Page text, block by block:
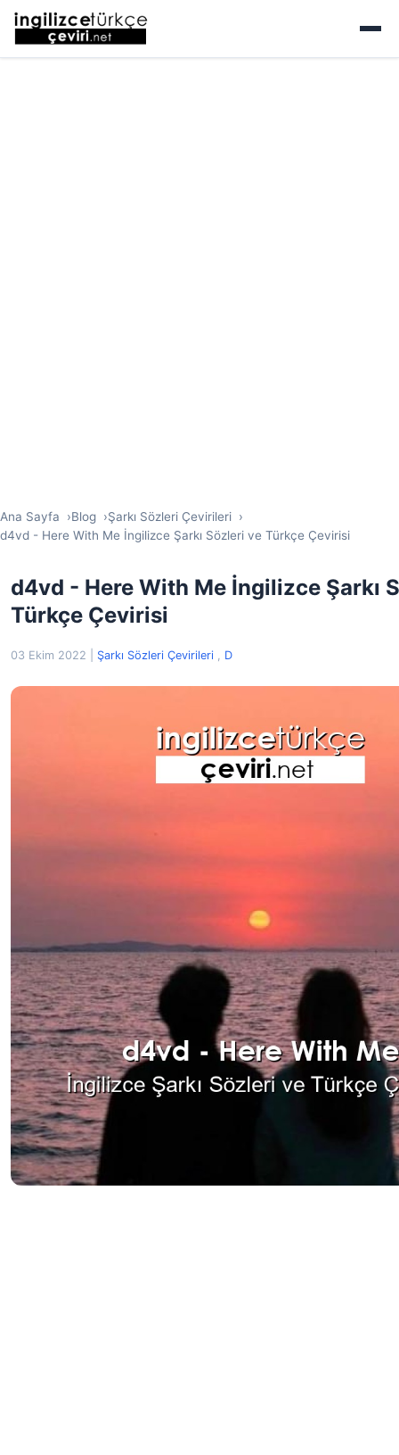
Ana Sayfa Blog
Şarkı Sözleri Çevirileri
d4vd - Here With Me İngilizce Şarkı Sözleri ve Türkçe Çevirisi
d4vd - Here With Me İngilizce Şarkı
Türkçe Çevirisi
03 Ekim 2022 Şarkı Sözleri Çevirileri , D